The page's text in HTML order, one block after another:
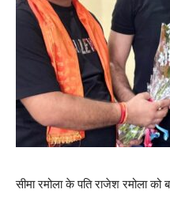
सीमा रमोला के पति राजेश रमोला को